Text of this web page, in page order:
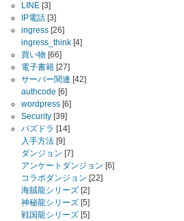
LINE [3]
IP電話 [3]
ingress [26]
ingress_think [4]
買い物 [66]
電子書籍 [27]
サーバー関連 [42]
authcode [6]
wordpress [6]
Security [39]
パズドラ [14]
入手方法 [9]
ダンジョン [7]
アンケートダンジョン [6]
コラボダンジョン [22]
海賊龍シリーズ [2]
神秘龍シリーズ [5]
戦国龍シリーズ [5]